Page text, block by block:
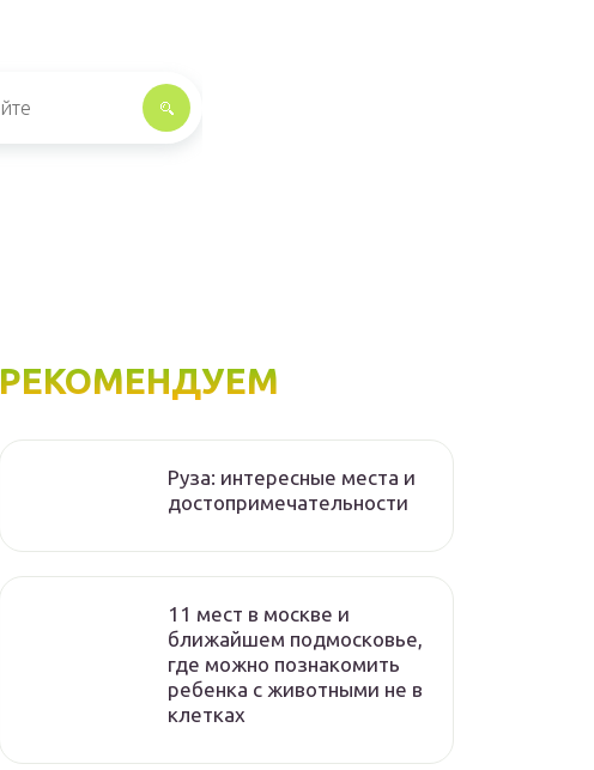
РЕКОМЕНДУЕМ
Руза: интересные места и
достопримечательности
11 мест в москве и
ближайшем подмосковье,
где можно познакомить
ребенка с животными не в
клетках